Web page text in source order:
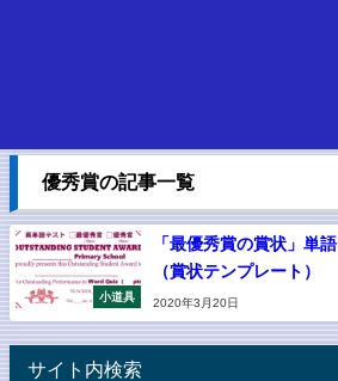
優秀賞の記事一覧
小道具
「最優秀賞の賞状」単
（賞状テンプレート）
2020年3月20日
サイト内検索